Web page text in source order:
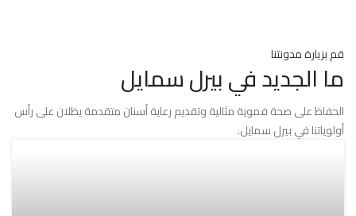
قم بزيارة مدونتنا
ما الجديد في بيرل سمايل
الحفاظ على صحة فموية مثالية وتقديم رعاية أسنان متقدمة يظلان على رأس
أولوياتنا في بيرل سمايل.